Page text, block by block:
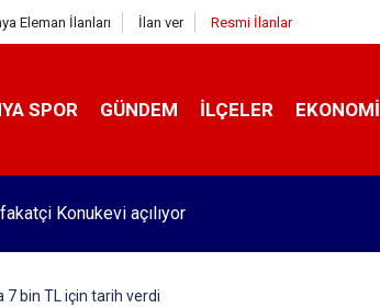
Eleman İlanları İlan ver Resmi İlanlar
SPOR GÜNDEM İLÇELER EKONOMI
Konukevi açılıyor
7 bin TL için tarih verdi